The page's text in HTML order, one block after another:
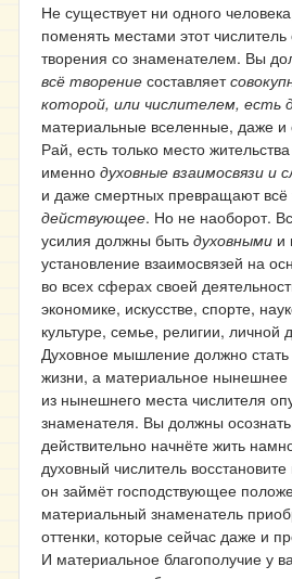
Не существует ни одного
поменять местами этот
творения со знаменателем. Вы
всё творение составляет
которой, или числителем, есть
материальные вселенные, даже
Рай, есть только место жительства
именно духовные взаимосвязи и
и даже смертных превращают
действующее. Но не наоборот.
усилия должны быть духовными и
установление взаимосвязей на
во всех сферах своей
экономике, искусстве, спорте,
культуре, семье, религии, личной
Духовное мышление должно
жизни, а материальное
из нынешнего места числителя
знаменателя. Вы должны
действительно начнёте жить
духовный числитель
он займёт господствующее
материальный знаменатель
оттенки, которые сейчас даже и
И материальное благополучие у